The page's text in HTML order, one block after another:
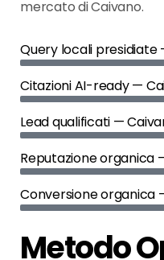
mercato di Caivano.
Query locali presidiate
Citazioni AI-ready —
Lead qualificati —
Reputazione organica
Conversione organica
Metodo